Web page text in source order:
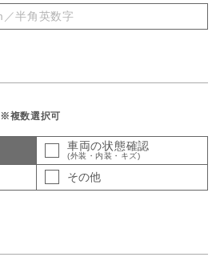
※複数選択可
車両の状態確認
(外装・内装・キズ)
その他